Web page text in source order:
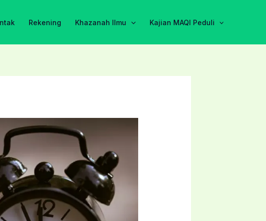
Rekening Khazanah Ilmu Kajian MAQI Peduli